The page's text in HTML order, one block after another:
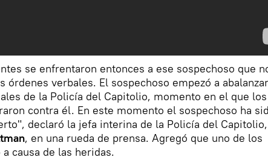
se enfrentaron entonces a ese sospechoso que
órdenes verbales. El sospechoso empezó a
de la Policía del Capitolio, momento en el que los
contra él. En este momento el sospechoso ha
declaró la jefa interina de la Policía del Capitolio,
, en una rueda de prensa. Agregó que uno de los
causa de las heridas.